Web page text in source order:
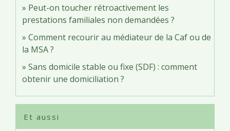
Peut-on toucher rétroactivement les
prestations familiales non demandées ?
Comment recourir au médiateur de la Caf ou de
la MSA ?
Sans domicile stable ou fixe (SDF) : comment
obtenir une domiciliation ?
Et aussi